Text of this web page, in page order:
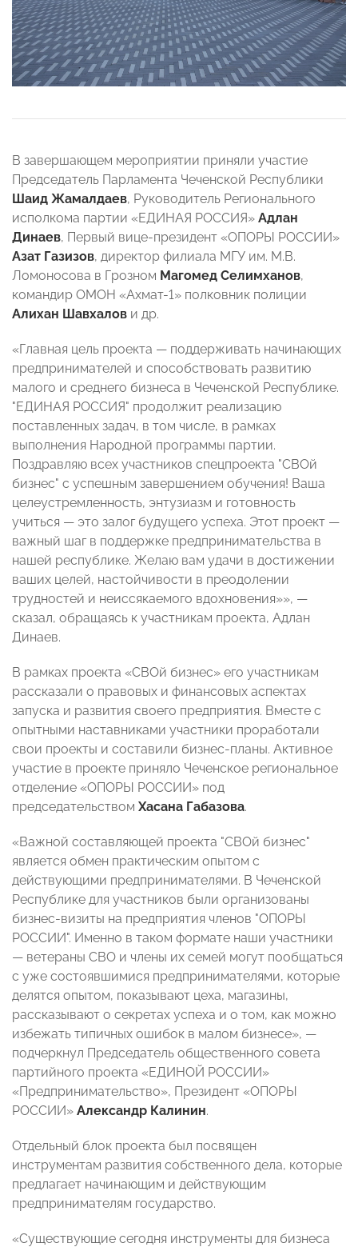
В завершающем мероприятии приняли участие
Председатель Парламента Чеченской Республики
Шаид Жамалдаев, Руководитель Регионального
исполкома партии «ЕДИНАЯ РОССИЯ» Адлан
Динаев, Первый вице-президент «ОПОРЫ РОССИИ»
Азат Газизов, директор филиала МГУ им. М.В.
Ломоносова в Грозном Магомед Селимханов,
командир ОМОН «Ахмат-1» полковник полиции
Алихан Шавхалов и др.
«Главная цель проекта — поддерживать начинающих
предпринимателей и способствовать развитию
малого и среднего бизнеса в Чеченской Республике.
"ЕДИНАЯ РОССИЯ" продолжит реализацию
поставленных задач, в том числе, в рамках
выполнения Народной программы партии.
Поздравляю всех участников спецпроекта "СВОй
бизнес" с успешным завершением обучения! Ваша
целеустремленность, энтузиазм и готовность
учиться — это залог будущего успеха. Этот проект —
важный шаг в поддержке предпринимательства в
нашей республике. Желаю вам удачи в достижении
ваших целей, настойчивости в преодолении
трудностей и неиссякаемого вдохновения»», —
сказал, обращаясь к участникам проекта, Адлан
Динаев.
В рамках проекта «СВОй бизнес» его участникам
рассказали о правовых и финансовых аспектах
запуска и развития своего предприятия. Вместе с
опытными наставниками участники проработали
свои проекты и составили бизнес-планы. Активное
участие в проекте приняло Чеченское региональное
отделение «ОПОРЫ РОССИИ» под
председательством Хасана Габазова.
«Важной составляющей проекта "СВОй бизнес"
является обмен практическим опытом с
действующими предпринимателями. В Чеченской
Республике для участников были организованы
бизнес-визиты на предприятия членов "ОПОРЫ
РОССИИ". Именно в таком формате наши участники
— ветераны СВО и члены их семей могут пообщаться
с уже состоявшимися предпринимателями, которые
делятся опытом, показывают цеха, магазины,
рассказывают о секретах успеха и о том, как можно
избежать типичных ошибок в малом бизнесе», —
подчеркнул Председатель общественного совета
партийного проекта «ЕДИНОЙ РОССИИ»
«Предпринимательство», Президент «ОПОРЫ
РОССИИ» Александр Калинин.
Отдельный блок проекта был посвящен
инструментам развития собственного дела, которые
предлагает начинающим и действующим
предпринимателям государство.
«Существующие сегодня инструменты для бизнеса